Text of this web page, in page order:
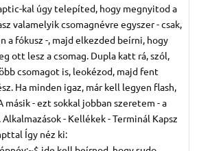
kal úgy telepíted, hogy megnyitod a
valamelyik csomagnévre egyszer - csak,
a fókusz -, majd elkezded beírni, hogy
ott lesz a csomag. Dupla katt rá, szól,
csomagot is, leokézod, majd fent
Ha minden igaz, már kell legyen flash,
másik - ezt sokkal jobban szeretem - a
- Kellékek - Terminál Kapsz
Így néz ki: